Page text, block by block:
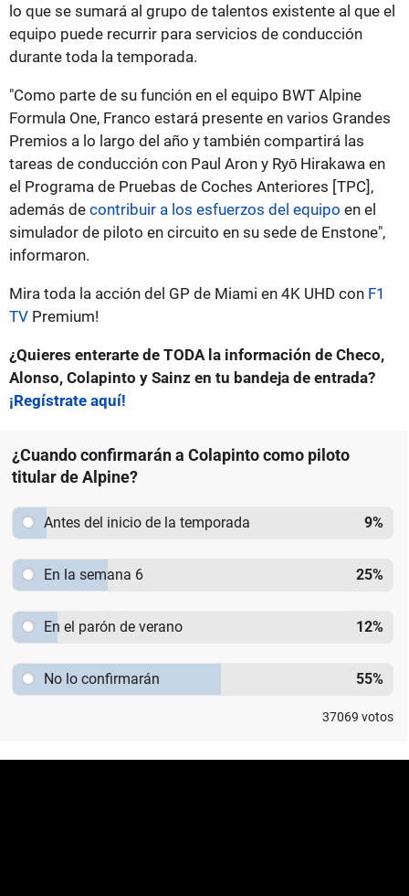
lo que se sumará al grupo de talentos existente al que el
equipo puede recurrir para servicios de conducción
durante toda la temporada.
"Como parte de su función en el equipo BWT Alpine
Formula One, Franco estará presente en varios Grandes
Premios a lo largo del año y también compartirá las
tareas de conducción con Paul Aron y Ryō Hirakawa en
el Programa de Pruebas de Coches Anteriores [TPC],
además de contribuir a los esfuerzos del equipo en el
simulador de piloto en circuito en su sede de Enstone",
informaron.
Mira toda la acción del GP de Miami en 4K UHD con F1
TV Premium!
¿Quieres enterarte de TODA la información de Checo,
Alonso, Colapinto y Sainz en tu bandeja de entrada?
¡Regístrate aquí!
¿Cuando confirmarán a Colapinto como piloto
titular de Alpine?
Antes del inicio de la temporada 9%
En la semana 6 25%
En el parón de verano 12%
No lo confirmarán 55%
37069 votos